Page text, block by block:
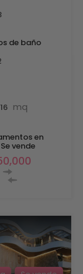
de baño
mq
en
vende